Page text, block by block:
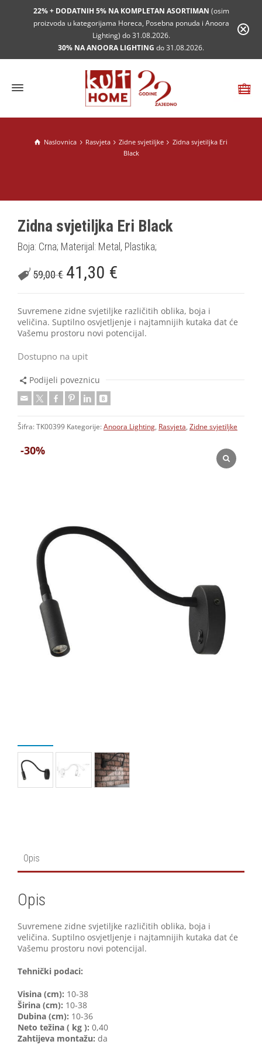
22% + DODATNIH 5% NA KOMPLETAN ASORTIMAN (osim
proizvoda u kategorijama Horeca, Posebna ponuda i Anoora
Lighting) do 31.08.2026.
30% NA ANOORA LIGHTING do 31.08.2026.
Naslovnica Rasvjeta Zidne svjetiljke
Zidna svjetiljka Eri
Black
-30%
Zidna svjetiljka Eri Black
Boja: Crna; Materijal: Metal, Plastika;
59,00€ 41,30 €
Suvremene zidne svjetiljke različitih oblika, boja i
veličina. Suptilno osvjetljenje i najtamnijih kutaka dat će
Vašemu prostoru novi potencijal.
Dostupno na upit
Podijeli poveznicu
Šifra: TK00399 Kategorije: Anoora Lighting Rasvjeta Zidne svjetiljke
Opis
Opis
Suvremene zidne svjetiljke različitih oblika, boja i
veličina. Suptilno osvjetljenje i najtamnijih kutaka dat će
Vašemu prostoru novi potencijal.
Tehnički podaci:
Visina (cm): 10-38
Širina (cm): 10-38
Dubina (cm): 10-36
Neto težina ( kg ): 0,40
Zahtijeva montažu: da